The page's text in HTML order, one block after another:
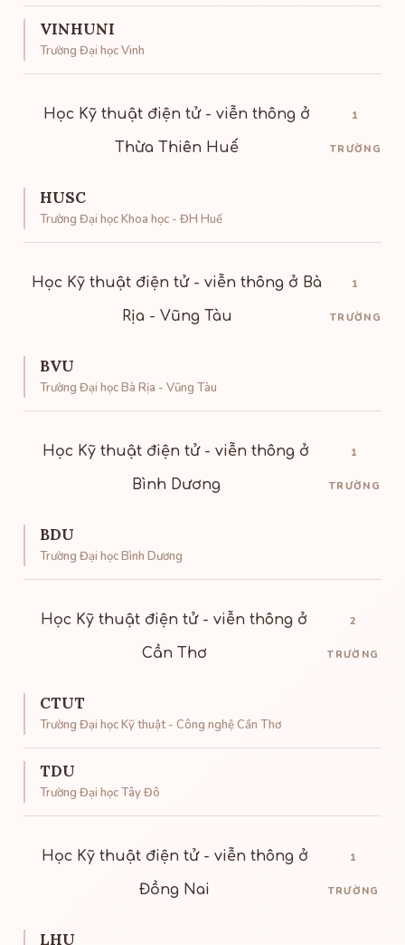
VINHUNI
Trường Đại học Vinh
Học Kỹ thuật điện tử - viễn thông ở
Thừa Thiên Huế
1
TRƯỜNG
HUSC
Trường Đại học Khoa học - ĐH Huế
Học Kỹ thuật điện tử - viễn thông ở Bà
Rịa - Vũng Tàu
1
TRƯỜNG
BVU
Trường Đại học Bà Rịa - Vũng Tàu
Học Kỹ thuật điện tử - viễn thông ở
Bình Dương
1
TRƯỜNG
BDU
Trường Đại học Bình Dương
Học Kỹ thuật điện tử - viễn thông ở
Cần Thơ
2
TRƯỜNG
CTUT
Trường Đại học Kỹ thuật - Công nghệ Cần Thơ
TDU
Trường Đại học Tây Đô
Học Kỹ thuật điện tử - viễn thông ở
Đồng Nai
1
TRƯỜNG
LHU